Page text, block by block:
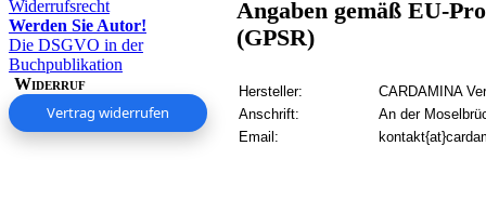
Widerrufsrecht
Werden Sie Autor!
Die DSGVO in der
Buchpublikation
Widerruf
Vertrag widerrufen
Angaben gemäß EU-
(GPSR)
Hersteller:
CARDAMINA
Anschrift:
An der
Email: